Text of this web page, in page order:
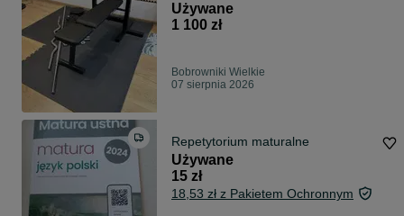
Używane
1 100 zł
Bobrowniki Wielkie
07 sierpnia 2026
Repetytorium maturalne
Używane
15 zł
18,53 zł z Pakietem Ochronnym